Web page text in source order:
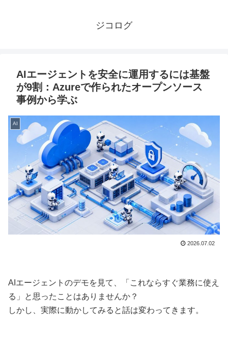
ジコログ
AIエージェントを安全に運用するには基盤
が9割：Azureで作られたオープンソース
事例から学ぶ
AI
2026.07.02
AIエージェントのデモを見て、「これならすぐ業務に使え
る」と思ったことはありませんか？
しかし、実際に動かしてみると話は変わってきます。